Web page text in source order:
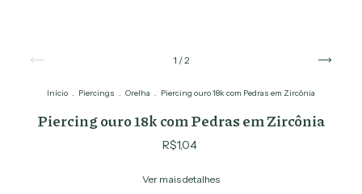
1 /2
Início . Piercings . Orelha . Piercing ouro 18k com Pedras em Zircônia
Piercing ouro 18k com Pedras em Zircônia
R$1,04
Ver mais detalhes